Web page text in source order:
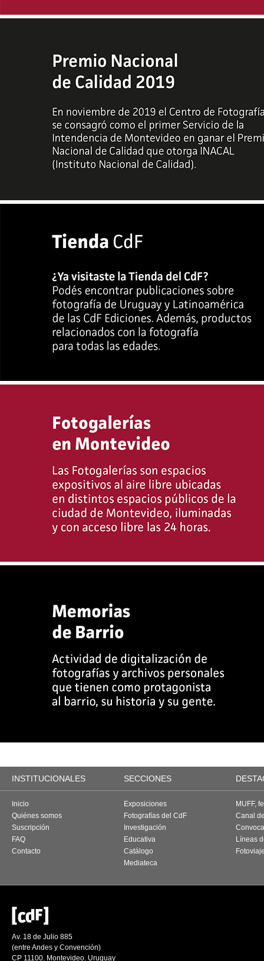
INSTITUCIONALES SECCIONES
Inicio
Quiénes somos
Suscripción
FAQ
Contacto
Exposiciones
Fotografías del CdF
Investigación
Educativa
Catálogo
Mediateca
MUFF,
Canal
Líneas
Av. 18 de Julio 885
(entre Andes y Convención)
CP 11100. Montevideo. Uruguay